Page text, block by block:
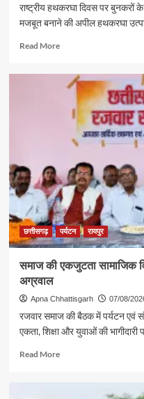
राष्ट्रीय हथकरघा दिवस पर
मजबूत बनाने की अपील हथकरघा
Read MoreRead
पर्यटन
संस्कृति
मंत्री
राजेश
अग्रवाल
दिया
स्वदेशी
अपनाने
का
संदेश
छत्तीसगढ़ पर्यटन रायपुर
समाज की एकजुटता सामाजिक
अग्रवाल
Apna Chhattisgarh 07/08/
रजवार समाज की बैठक में पर्यटन एवं
एकता, शिक्षा और युवाओं की भागीदारी
Read MoreRead